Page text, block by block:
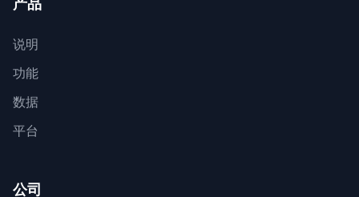
产品
说明
功能
数据
平台
公司